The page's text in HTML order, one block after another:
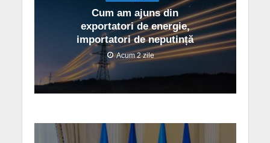
Cum am ajuns din
exportatori de energie,
importatori de neputință
Acum 2 zile